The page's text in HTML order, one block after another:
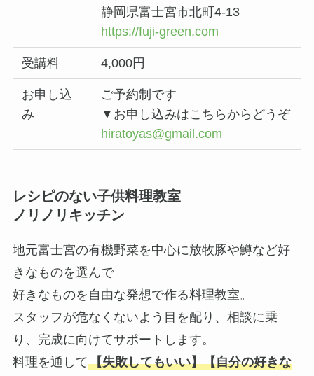
静岡県富士宮市北町4-13
https://fuji-green.com
受講料 4,000円
お申し込
み
ご予約制です
▼お申し込みはこちらからどうぞ
hiratoyas@gmail.com
レシピのない子供料理教室
ノリノリキッチン
地元富士宮の有機野菜を中心に放牧豚や鱒など好
きなものを選んで
好きなものを自由な発想で作る料理教室。
スタッフが危なくないよう目を配り、相談に乗
り、完成に向けてサポートします。
料理を通して【失敗してもいい】【自分の好きな